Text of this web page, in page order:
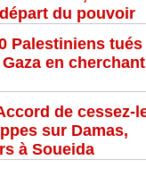
du pouvoir
Palestiniens tués
en cherchant
de cessez-
sur Damas,
à Soueida